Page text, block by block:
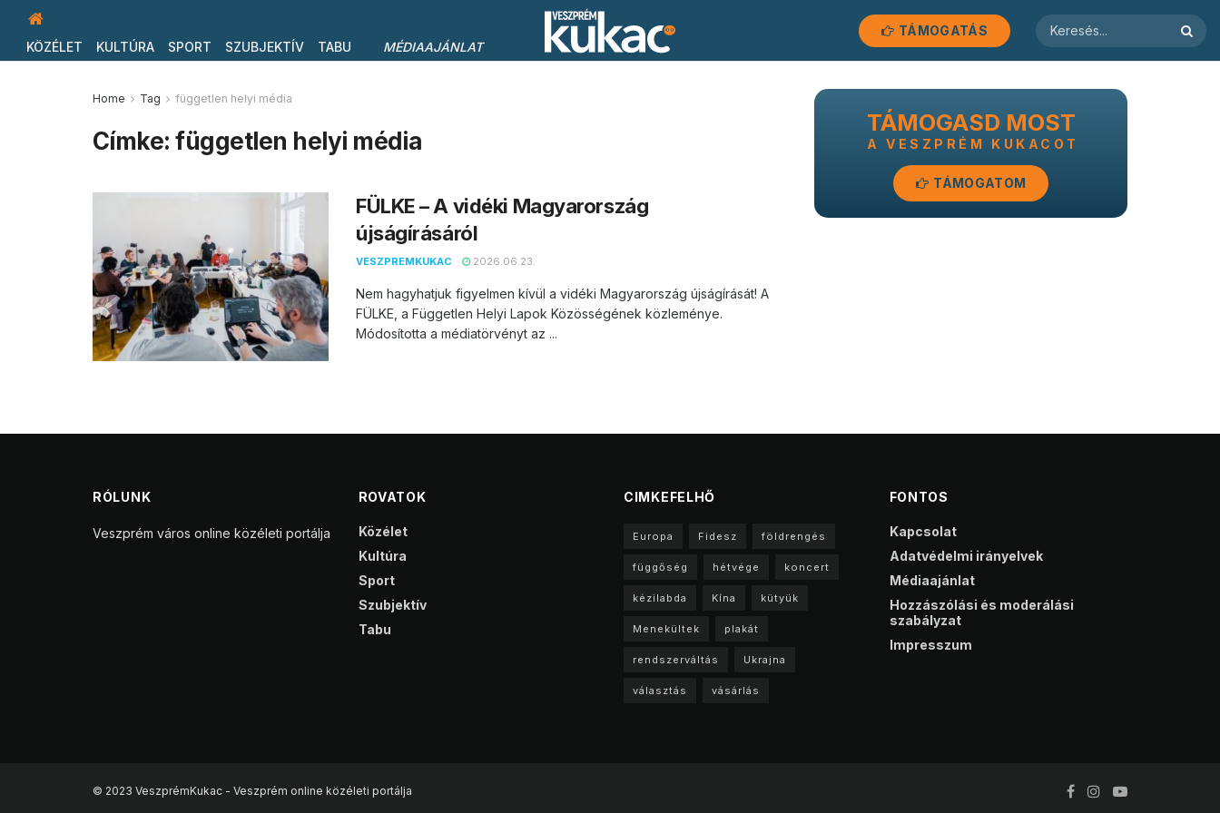
KÖZÉLET KULTÚRA SPORT SZUBJEKTÍV TABU MÉDIAAJÁNLAT
TÁMOGATÁS
Home Tag független helyi média
Címke:független helyi média
FÜLKE – A vidéki Magyarország
újságírásáról
VESZPREMKUKAC 2026.06.23.
Nem hagyhatjuk figyelmen kívül a vidéki Magyarország újságírását! A
FÜLKE, a Független Helyi Lapok Közösségének közleménye.
Módosította a médiatörvényt az ...
TÁMOGASD MOST
A VESZPRÉM KUKACOT
TÁMOGATOM
RÓLUNK
Veszprém város online közéleti portálja
ROVATOK
Közélet
Kultúra
Sport
Szubjektív
Tabu
CIMKEFELHŐ
Europa Fidesz földrengés
függőség hétvége koncert
kézilabda Kína kütyük
Menekültek plakát
rendszerváltás Ukrajna
választás vásárlás
FONTOS
Kapcsolat
Adatvédelmi irányelvek
Médiaajánlat
Hozzászólási és moderálási
szabályzat
Impresszum
© 2023 VeszprémKukac - Veszprém online közéleti portálja